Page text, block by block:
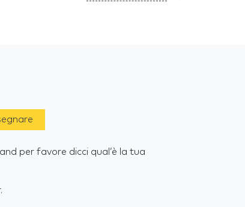
per favore dicci qual’è la tua